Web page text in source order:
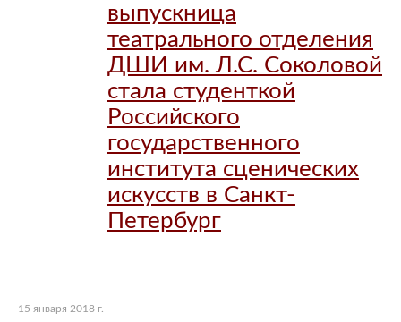
выпускница
театрального отделения
ДШИ им. Л.С. Соколовой
стала студенткой
Российского
государственного
института сценических
искусств в Санкт-
Петербург
15 января 2018 г.